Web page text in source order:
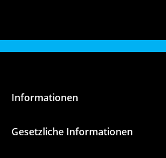
Informationen
Gesetzliche Informationen